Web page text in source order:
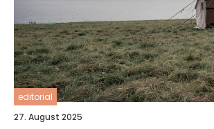
editorial
27. August 2025